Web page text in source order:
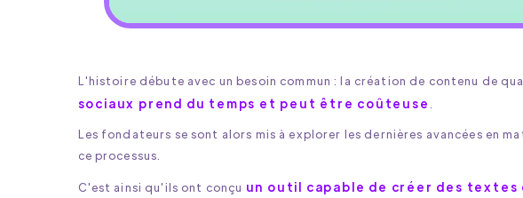
L'histoire débute avec un besoin commun : la création de contenu de
sociaux prend du temps et peut être coûteuse
Les fondateurs se sont alors mis à explorer les dernières avancées en
ce processus.
C'est ainsi qu'ils ont conçu un outil capable de créer des